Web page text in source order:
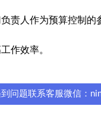
责人作为预算控制的
作效率。
问题联系客服微信：